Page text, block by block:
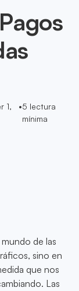
1,
•5 lectura
mínima
de las
sino en
que nos
Las